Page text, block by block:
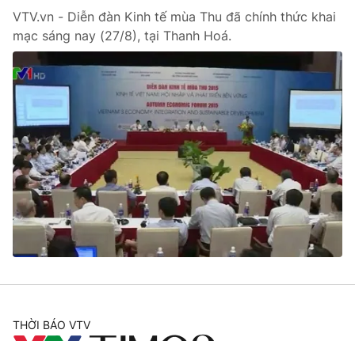
VTV.vn - Diễn đàn Kinh tế mùa Thu đã chính thức khai
mạc sáng nay (27/8), tại Thanh Hoá.
THỜI BÁO VTV